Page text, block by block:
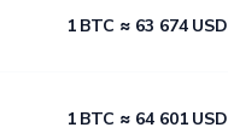
1 BTC ≈ 63 674 USD
1 BTC ≈ 64 601 USD